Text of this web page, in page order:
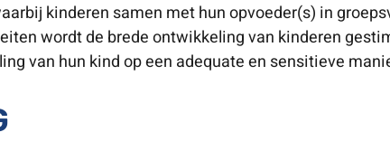
kinderen samen met hun opvoeder(s) in
wordt de brede ontwikkeling van kinderen
van hun kind op een adequate en sensitieve